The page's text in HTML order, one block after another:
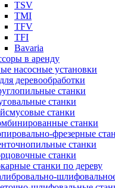
TSV
TMI
TFV
TFI
Bavaria
в аренду
насосные установки
деревообработки
станки
станки
станки
станки
фрезерные
станки
станки
станки по дереву